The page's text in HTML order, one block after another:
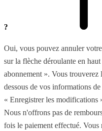
?
Oui, vous pouvez annuler
sur la flèche déroulante en
abonnement ». Vous
dessous de vos informations
« Enregistrer les modifications
Nous n'offrons pas de
fois le paiement effectué.